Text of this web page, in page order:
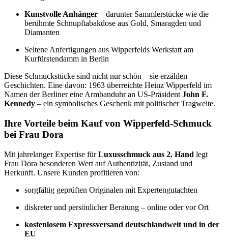
Kunstvolle Anhänger – darunter Sammlerstücke wie die
berühmte Schnupftabakdose aus Gold, Smaragden und
Diamanten
Seltene Anfertigungen aus Wipperfelds Werkstatt am
Kurfürstendamm in Berlin
Diese Schmuckstücke sind nicht nur schön – sie erzählen
Geschichten. Eine davon: 1963 überreichte Heinz Wipperfeld im
Namen der Berliner eine Armbanduhr an US-Präsident John F.
Kennedy – ein symbolisches Geschenk mit politischer Tragweite.
Ihre Vorteile beim Kauf von Wipperfeld-Schmuck
bei Frau Dora
Mit jahrelanger Expertise fürLuxusschmuck aus 2. Hand legt
Frau Dora besonderen Wert auf Authentizität, Zustand und
Herkunft. Unsere Kunden profitieren von:
sorgfältig geprüften Originalen mit Expertengutachten
diskreter und persönlicher Beratung – online oder vor Ort
kostenlosem Expressversand deutschlandweit und in der
EU